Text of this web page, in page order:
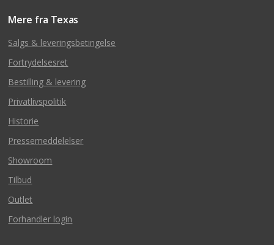
Mere fra Texas
Salgs & leveringsbetingelse
Fortrydelsesret
Bestilling & levering
Privatlivspolitik
Historie
Pressemeddelelser
Showroom
Tilbud
Outlet
Forhandler login